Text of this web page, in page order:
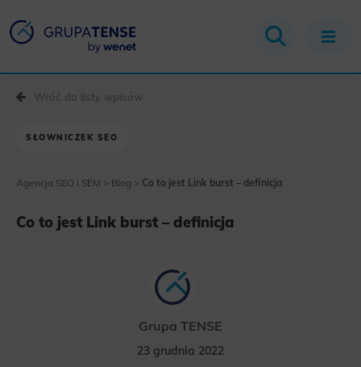
SŁOWNICZEK SEO
Agencja SEO i SEM > Blog > Co to jest Link burst – definicja
Co to jest Link burst – definicja
Grupa TENSE
23 grudnia 2022